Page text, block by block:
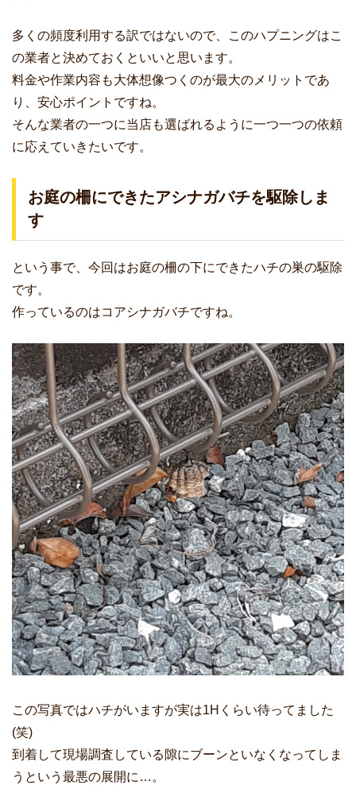
多くの頻度利用する訳ではないので、このハプニングはこ
の業者と決めておくといいと思います。
料金や作業内容も大体想像つくのが最大のメリットであ
り、安心ポイントですね。
そんな業者の一つに当店も選ばれるように一つ一つの依頼
に応えていきたいです。
お庭の柵にできたアシナガバチを駆除しま
す
という事で、今回はお庭の柵の下にできたハチの巣の駆除
です。
作っているのはコアシナガバチですね。
この写真ではハチがいますが実は1Hくらい待ってました
(笑)
到着して現場調査している隙にブーンといなくなってしま
うという最悪の展開に…。